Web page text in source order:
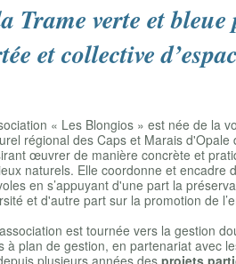
Trame verte et bleue
et collective
« Les Blongios » est née de la
régional des Caps et Marais d'Opale
œuvrer de manière concrète et
naturels. Elle coordonne et encadre
en s’appuyant d'une part la
et d'autre part sur la promotion de
est tournée vers la gestion
à plan de gestion, en partenariat avec